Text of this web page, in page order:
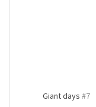
Giant days #7